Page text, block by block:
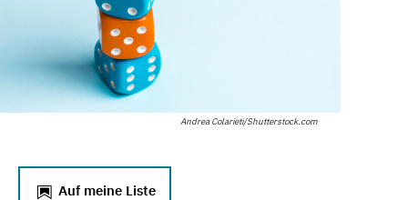
Andrea Colarieti/Shutterstock.com
Auf meine Liste